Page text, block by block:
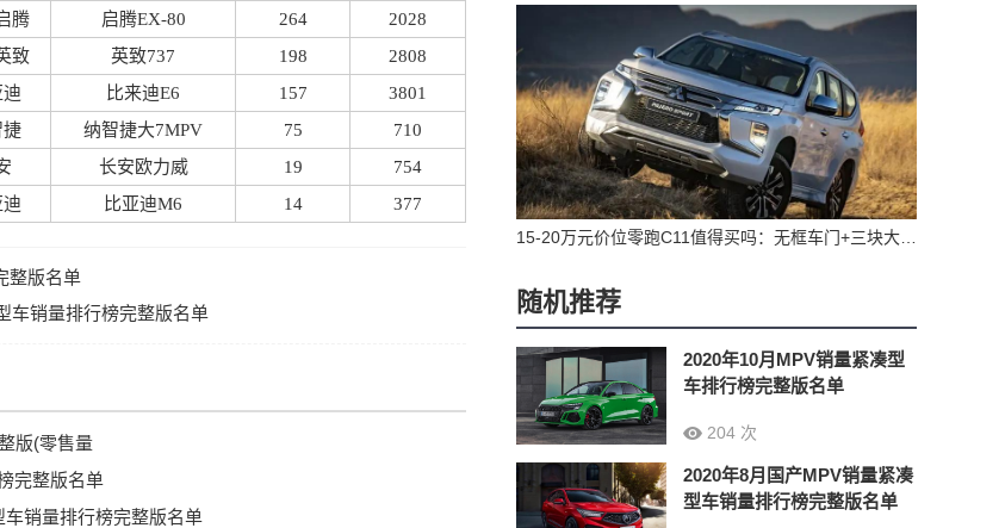
腾 启腾EX-80 264
2028
致 英致737 198
2808
迪 比来迪E6 157
3801
捷 纳智捷大7MPV 75
710
长安欧力威 19
754
迪 比亚迪M6 14 377
整版名单
车销量排行榜完整版名单
版(零售量
完整版名单
销量排行榜完整版名单
随机推荐
2020年10月MPV销量紧凑型
车排行榜完整版名单
204 次
2020年8月国产MPV销量紧凑
型车销量排行榜完整版名单